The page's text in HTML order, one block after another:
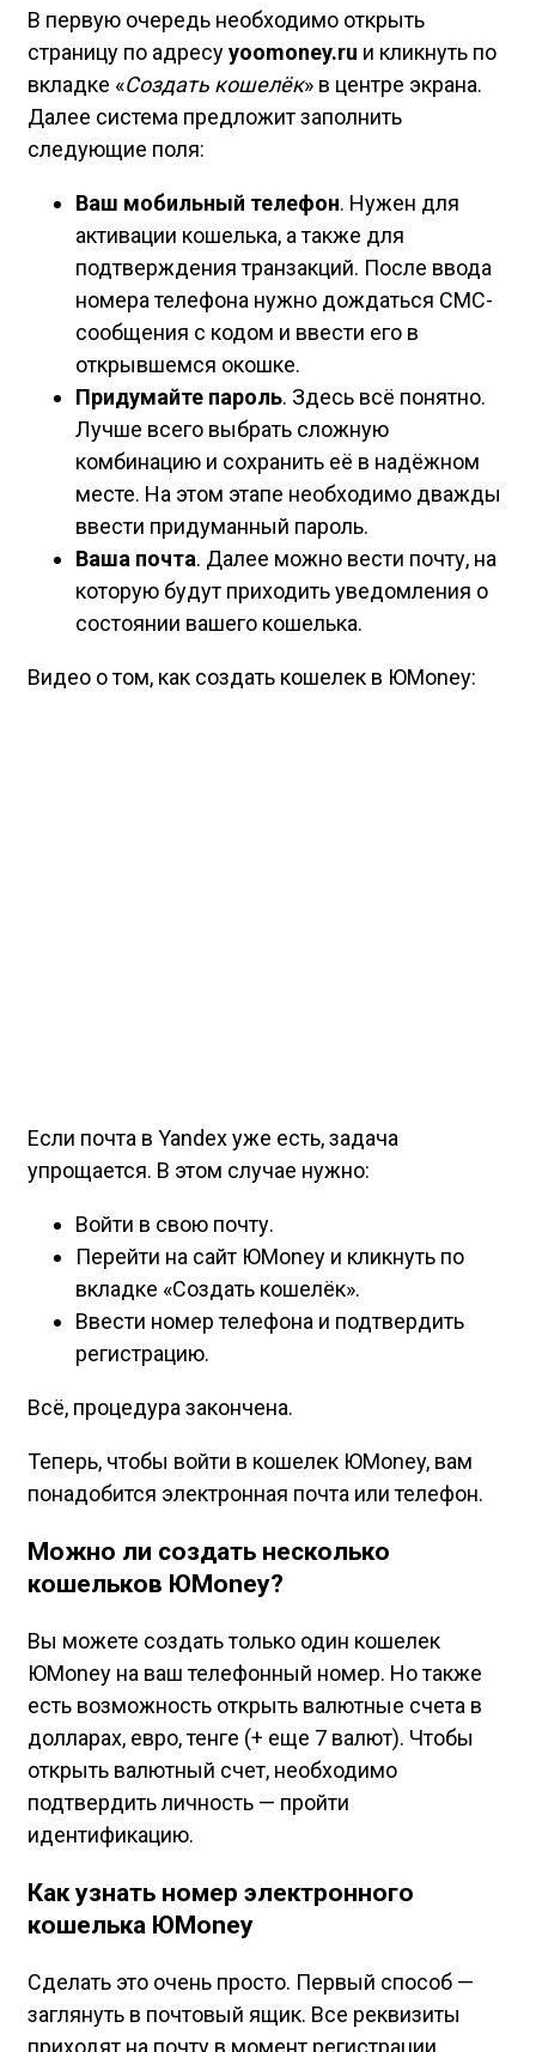
В первую очередь необходимо открыть
страницу по адресуyoomoney.ru и кликнуть по
вкладке «Создать кошелёк» в центре экрана.
Далее система предложит заполнить
следующие поля:
Ваш мобильный телефон. Нужен для
активации кошелька, а также для
подтверждения транзакций. После ввода
номера телефона нужно дождаться СМС-
сообщения с кодом и ввести его в
открывшемся окошке.
Придумайте пароль. Здесь всё понятно.
Лучше всего выбрать сложную
комбинацию и сохранить её в надёжном
месте. На этом этапе необходимо дважды
ввести придуманный пароль.
Ваша почта. Далее можно вести почту, на
которую будут приходить уведомления о
состоянии вашего кошелька.
Видео о том, как создать кошелек в ЮMoney:
Если почта в Yandex уже есть, задача
упрощается. В этом случае нужно:
Войти в свою почту.
Перейти на сайт ЮMoney и кликнуть по
вкладке «Создать кошелёк».
Ввести номер телефона и подтвердить
регистрацию.
Всё, процедура закончена.
Теперь, чтобы войти в кошелек ЮMoney, вам
понадобится электронная почта или телефон.
Можно ли создать несколько
кошельков ЮMoney?
Вы можете создать только один кошелек
ЮMoney на ваш телефонный номер. Но также
есть возможность открыть валютные счета в
долларах, евро, тенге (+ еще 7 валют). Чтобы
открыть валютный счет, необходимо
подтвердить личность — пройти
идентификацию.
Как узнать номер электронного
кошелька ЮMoney
Сделать это очень просто. Первый способ —
заглянуть в почтовый ящик. Все реквизиты
приходят на почту в момент регистрации.